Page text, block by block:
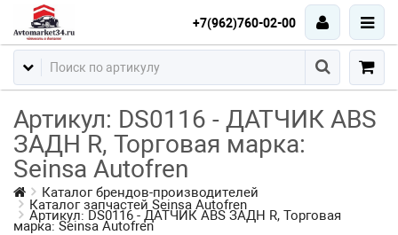
+7(962)760-02-00
Артикул: DS0116 - ДАТЧИК ABS
ЗАДН R, Торговая марка:
Seinsa Autofren
Каталог брендов-производителей
Каталог запчастей Seinsa Autofren
Артикул: DS0116 - ДАТЧИК ABS ЗАДН R, Торговая
марка: Seinsa Autofren